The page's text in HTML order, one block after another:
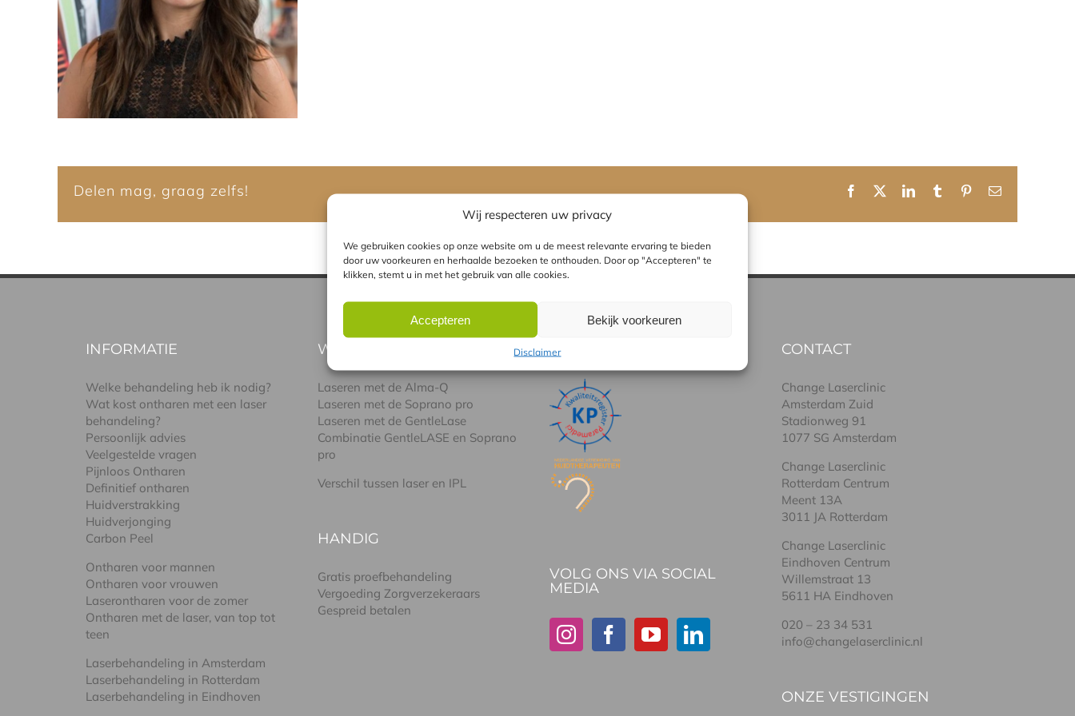
Wij respecteren uw privacy
We gebruiken cookies op onze website om u de meest relevante ervaring te bieden
door uw voorkeuren en herhaalde bezoeken te onthouden. Door op "Accepteren" te
klikken, stemt u in met het gebruik van alle cookies.
Accepteren Bekijk voorkeuren
Disclaimer
Delen mag, graag zelfs! Facebook LinkedInTumblr Pinterest
E-
INFORMATIE
Welke behandeling heb ik nodig?
Wat kost ontharen met een laser
behandeling?
Persoonlijk advies
Veelgestelde vragen
Pijnloos Ontharen
Definitief ontharen
Huidverstrakking
Huidverjonging
Carbon Peel
Ontharen voor mannen
Ontharen voor vrouwen
Laserontharen voor de zomer
Ontharen met de laser, van top tot
teen
Laserbehandeling in Amsterdam
Laserbehandeling in Rotterdam
Laserbehandeling in Eindhoven
WELKE LASER
Laseren met de Alma-Q
Laseren met de Soprano pro
Laseren met de GentleLase
Combinatie GentleLASE en Soprano
pro
Verschil tussen laser en IPL
HANDIG
Gratis proefbehandeling
Vergoeding Zorgverzekeraars
Gespreid betalen
AANGESLOTEN BIJ
VOLG ONS VIA SOCIAL
MEDIA
CONTACT
Change Laserclinic
Amsterdam Zuid
Stadionweg 91
1077 SG Amsterdam
Change Laserclinic
Rotterdam Centrum
Meent 13A
3011 JA Rotterdam
Change Laserclinic
Eindhoven Centrum
Willemstraat 13
5611 HA Eindhoven
020 – 23 34 531
info@changelaserclinic.nl
ONZE VESTIGINGEN